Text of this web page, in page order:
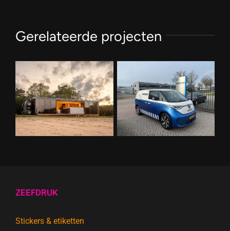
Gerelateerde projecten
ZEEFDRUK
Stickers & etiketten